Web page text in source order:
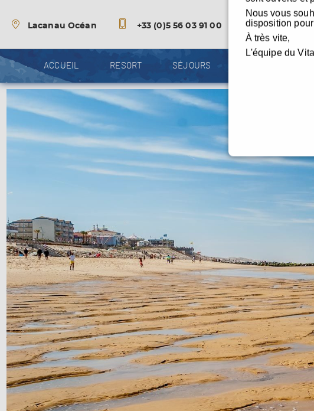
Lacanau Océan +33 (0)5 56 03 91 00 Français
ACCUEIL RESORT SÉJOURS